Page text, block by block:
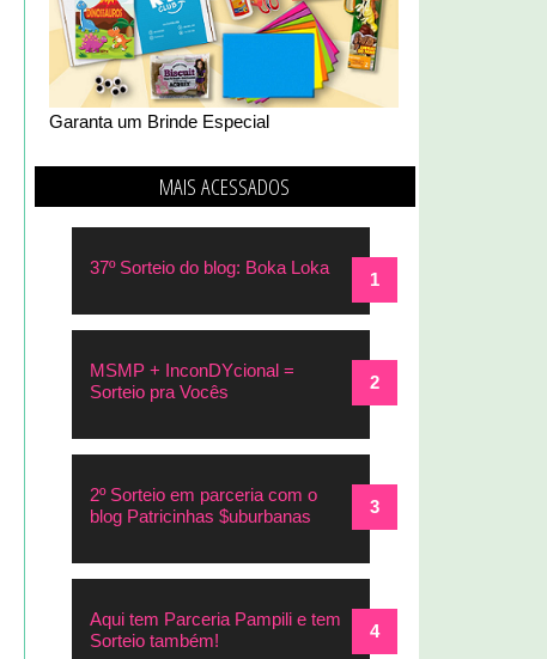
Garanta um Brinde Especial
MAIS ACESSADOS
37º Sorteio do blog: Boka Loka
MSMP + InconDYcional =
Sorteio pra Vocês
2º Sorteio em parceria com o
blog Patricinhas $uburbanas
Aqui tem Parceria Pampili e tem
Sorteio também!